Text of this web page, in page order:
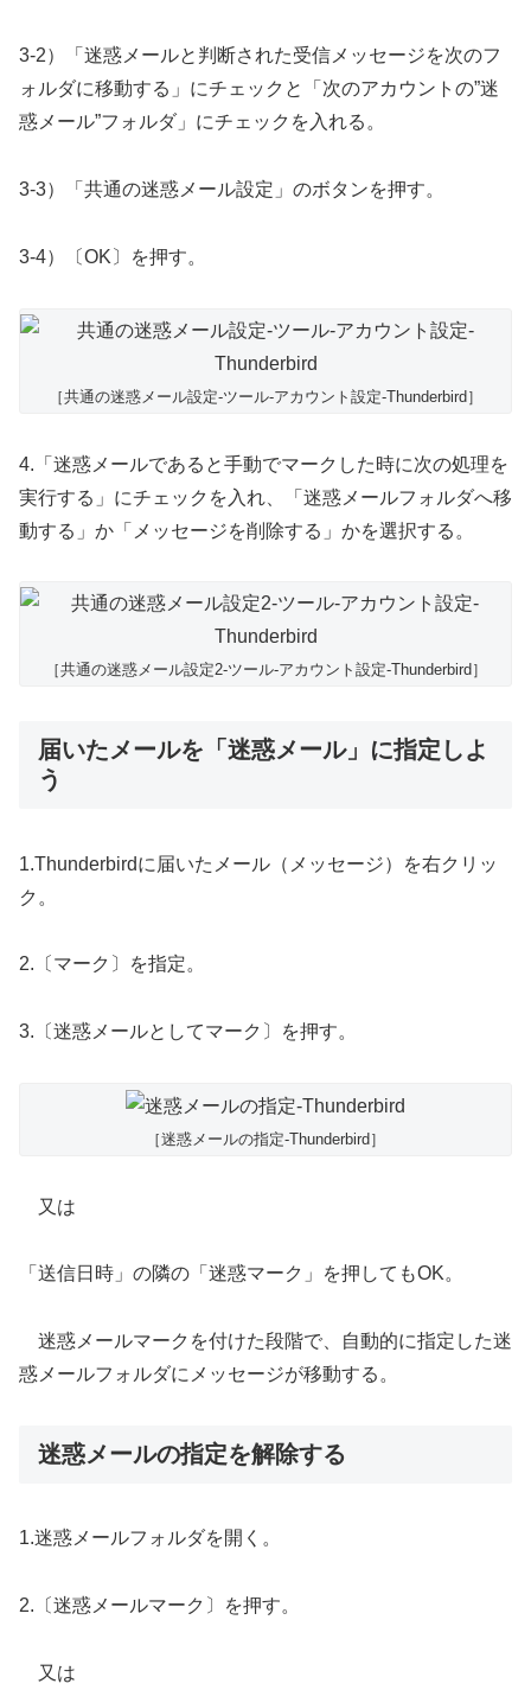
3-2）「迷惑メールと判断された受信メッセージを次のフ
ォルダに移動する」にチェックと「次のアカウントの”迷
惑メール”フォルダ」にチェックを入れる。
3-3）「共通の迷惑メール設定」のボタンを押す。
3-4）〔OK〕を押す。
［共通の迷惑メール設定-ツール-アカウント設定-Thunderbird］
4.「迷惑メールであると手動でマークした時に次の処理を
実行する」にチェックを入れ、「迷惑メールフォルダへ移
動する」か「メッセージを削除する」かを選択する。
［共通の迷惑メール設定2-ツール-アカウント設定-Thunderbird］
届いたメールを「迷惑メール」に指定しよ
う
1.Thunderbirdに届いたメール（メッセージ）を右クリッ
ク。
2.〔マーク〕を指定。
3.〔迷惑メールとしてマーク〕を押す。
［迷惑メールの指定-Thunderbird］
又は
「送信日時」の隣の「迷惑マーク」を押してもOK。
迷惑メールマークを付けた段階で、自動的に指定した迷
惑メールフォルダにメッセージが移動する。
迷惑メールの指定を解除する
1.迷惑メールフォルダを開く。
2.〔迷惑メールマーク〕を押す。
又は